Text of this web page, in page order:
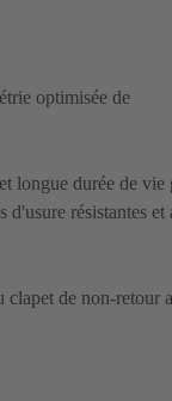
optimisée de
longue durée de vie
d'usure résistantes et
clapet de non-retour